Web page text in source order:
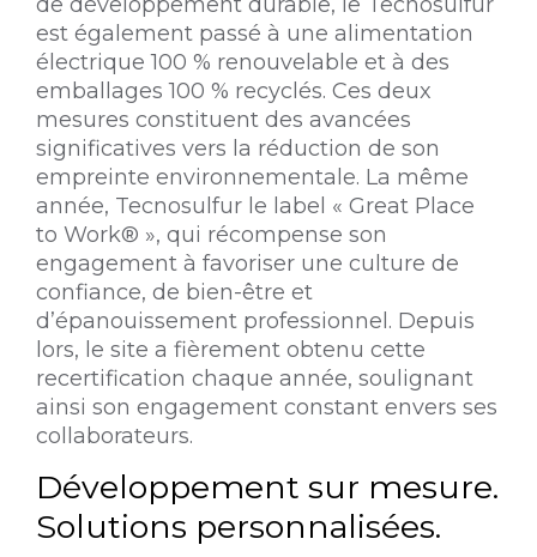
de développement durable, le Tecnosulfur
est également passé à une alimentation
électrique 100 % renouvelable et à des
emballages 100 % recyclés. Ces deux
mesures constituent des avancées
significatives vers la réduction de son
empreinte environnementale. La même
année, Tecnosulfur le label « Great Place
to Work® », qui récompense son
engagement à favoriser une culture de
confiance, de bien-être et
d’épanouissement professionnel. Depuis
lors, le site a fièrement obtenu cette
recertification chaque année, soulignant
ainsi son engagement constant envers ses
collaborateurs.
Développement sur mesure.
Solutions personnalisées.